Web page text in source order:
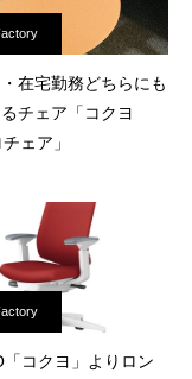
在宅勤務どちらにも
チェア「コクヨ
ェア」
「コクヨ」よりロン